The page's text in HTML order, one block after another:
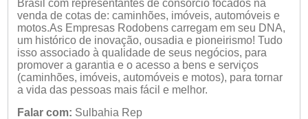
Brasil com representantes de consórcio focados na
venda de cotas de: caminhões, imóveis, automóveis e
motos.As Empresas Rodobens carregam em seu DNA,
um histórico de inovação, ousadia e pioneirismo! Tudo
isso associado à qualidade de seus negócios, para
promover a garantia e o acesso a bens e serviços
(caminhões, imóveis, automóveis e motos), para tornar
a vida das pessoas mais fácil e melhor.
Falar com: Sulbahia Rep